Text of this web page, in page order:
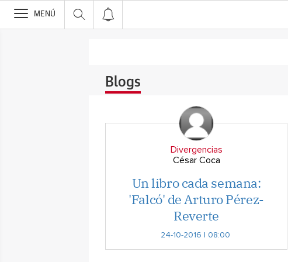
>
MENÚ
Blogs
Divergencias
César Coca
Un libro cada semana:
'Falcó' de Arturo Pérez-
Reverte
24-10-2016 | 08:00